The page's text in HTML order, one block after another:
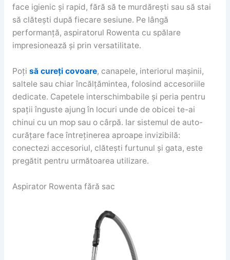
face igienic și rapid, fără să te murdărești sau să stai
să clătești după fiecare sesiune. Pe lângă
performanță, aspiratorul Rowenta cu spălare
impresionează și prin versatilitate.
Poți să cureți covoare, canapele, interiorul mașinii,
saltele sau chiar încălțămintea, folosind accesoriile
dedicate. Capetele interschimbabile și peria pentru
spații înguste ajung în locuri unde de obicei te-ai
chinui cu un mop sau o cârpă. Iar sistemul de auto-
curățare face întreținerea aproape invizibilă:
conectezi accesoriul, clătești furtunul și gata, este
pregătit pentru următoarea utilizare.
Aspirator Rowenta fără sac